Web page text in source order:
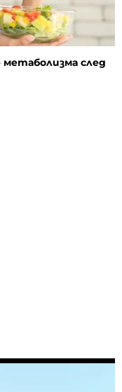
след